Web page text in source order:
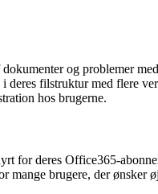
og problemer
filstruktur med flere
hos brugerne.
for deres Office365-
mange brugere, der